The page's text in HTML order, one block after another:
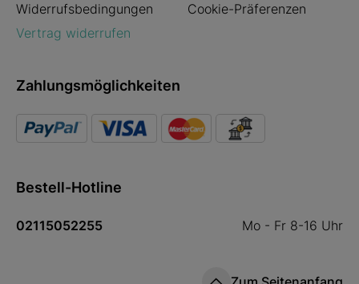
Widerrufsbedingungen
Cookie-Präferenzen
Vertrag widerrufen
Zahlungsmöglichkeiten
Bestell-Hotline
02115052255 Mo - Fr 8-16 Uhr